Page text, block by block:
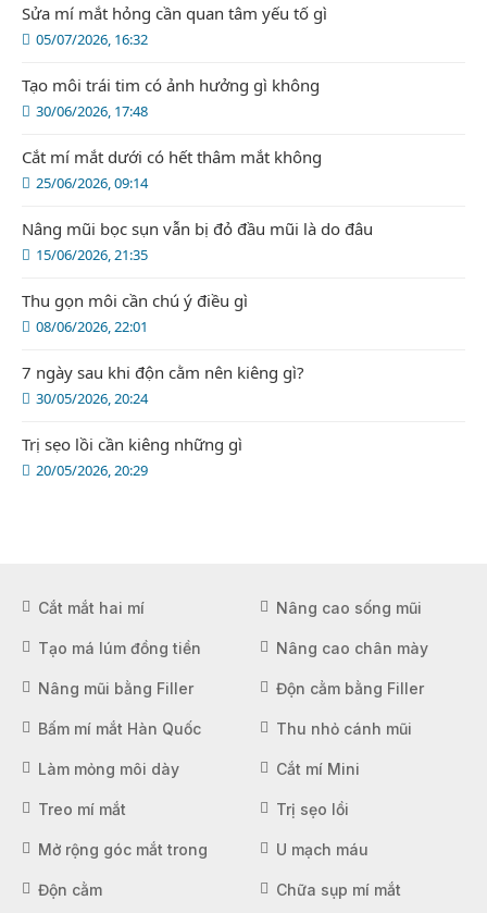
05/07/2026, 16:32
Sửa mí mắt hỏng cần quan tâm yếu tố gì
30/06/2026, 17:48
Tạo môi trái tim có ảnh hưởng gì không
25/06/2026, 09:14
Cắt mí mắt dưới có hết thâm mắt không
15/06/2026, 21:35
Nâng mũi bọc sụn vẫn bị đỏ đầu mũi là do đâu
08/06/2026, 22:01
Thu gọn môi cần chú ý điều gì
30/05/2026, 20:24
7 ngày sau khi độn cằm nên kiêng gì?
20/05/2026, 20:29
Trị sẹo lồi cần kiêng những gì
Cắt mắt hai mí Nâng cao sống mũi
Tạo má lúm đồng tiền Nâng cao chân mày
Nâng mũi bằng Filler Độn cằm bằng Filler
Bấm mí mắt Hàn Quốc Thu nhỏ cánh mũi
Làm mỏng môi dày Cắt mí Mini
Treo mí mắt Trị sẹo lồi
Mở rộng góc mắt trong U mạch máu
Độn cằm Chữa sụp mí mắt